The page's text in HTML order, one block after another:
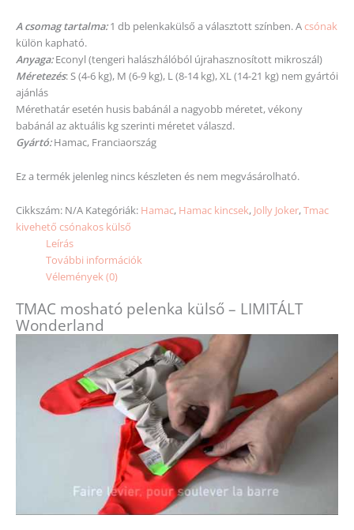
A csomag tartalma:1 db pelenkakülső a választott színben. Acsónak
külön kapható.
Anyaga: Econyl (tengeri halászhálóból újrahasznosított mikroszál)
Méretezés: S (4-6 kg), M (6-9 kg), L (8-14 kg), XL (14-21 kg) nem gyártói
ajánlás
Mérethatár esetén husis babánál a nagyobb méretet, vékony
babánál az aktuális kgszerinti méretetválaszd.
Gyártó:Hamac, Franciaország
Ez a termék jelenleg nincs készleten és nem megvásárolható.
Cikkszám: N/A Kategóriák: Hamac, Hamac kincsek, Jolly Joker,Tmac
kivehető csónakos külső
Leírás
További információk
Vélemények (0)
TMAC mosható pelenka külső – LIMITÁLT
Wonderland